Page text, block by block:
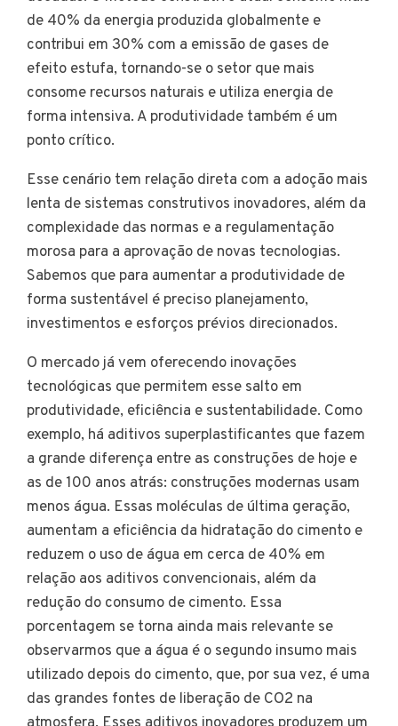
de 40% da energia produzida globalmente e
contribui em 30% com a emissão de gases de
efeito estufa, tornando-se o setor que mais
consome recursos naturais e utiliza energia de
forma intensiva. A produtividade também é um
ponto crítico.
Esse cenário tem relação direta com a adoção mais
lenta de sistemas construtivos inovadores, além da
complexidade das normas e a regulamentação
morosa para a aprovação de novas tecnologias.
Sabemos que para aumentar a produtividade de
forma sustentável é preciso planejamento,
investimentos e esforços prévios direcionados.
O mercado já vem oferecendo inovações
tecnológicas que permitem esse salto em
produtividade, eficiência e sustentabilidade. Como
exemplo, há aditivos superplastificantes que fazem
a grande diferença entre as construções de hoje e
as de 100 anos atrás: construções modernas usam
menos água. Essas moléculas de última geração,
aumentam a eficiência da hidratação do cimento e
reduzem o uso de água em cerca de 40% em
relação aos aditivos convencionais, além da
redução do consumo de cimento. Essa
porcentagem se torna ainda mais relevante se
observarmos que a água é o segundo insumo mais
utilizado depois do cimento, que, por sua vez, é uma
das grandes fontes de liberação de CO2 na